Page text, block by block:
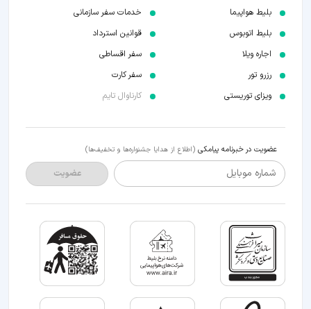
بلیط هواپیما
بلیط اتوبوس
اجاره ویلا
رزرو تور
ویزای توریستی
خدمات سفر سازمانی
قوانین استرداد
سفر اقساطی
سفر کارت
کارناوال تایم
عضویت در خبرنامه پیامکی (اطلاع از هدایا جشنواره‌ها و تخفیف‌ها)
شماره موبایل عضویت